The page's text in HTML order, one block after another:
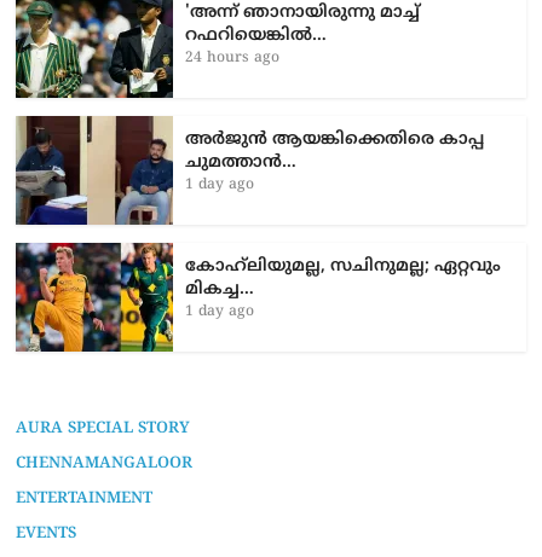
'അന്ന് ഞാനായിരുന്നു മാച്ച്
റഫറിയെങ്കിൽ…
24 hours ago
അർജുൻ ആയങ്കിക്കെതിരെ കാപ്പ
ചുമത്താൻ…
1 day ago
കോഹ്‌ലിയുമല്ല, സചിനുമല്ല; ഏറ്റവും
മികച്ച…
1 day ago
AURA SPECIAL STORY
CHENNAMANGALOOR
ENTERTAINMENT
EVENTS